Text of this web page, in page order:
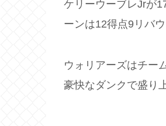
ケリーウーブレJrが
ーンは12得点9リバ
ウォリアーズはチー
豪快なダンクで盛り